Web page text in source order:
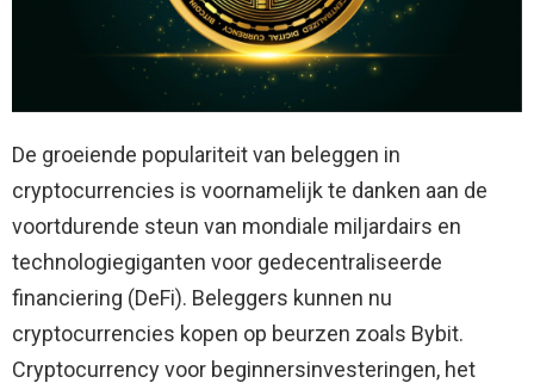
De groeiende populariteit van beleggen in
cryptocurrencies is voornamelijk te danken aan de
voortdurende steun van mondiale miljardairs en
technologiegiganten voor gedecentraliseerde
financiering (DeFi). Beleggers kunnen nu
cryptocurrencies kopen op beurzen zoals Bybit.
Cryptocurrency voor beginnersinvesteringen, het